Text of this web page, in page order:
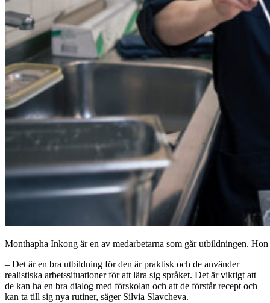
Monthapha Inkong är en av medarbetarna som går utbildningen.
– Det är en bra utbildning för den är praktisk och de använder
realistiska arbetssituationer för att lära sig språket. Det är viktigt att
de kan ha en bra dialog med förskolan och att de förstår recept och
kan ta till sig nya rutiner, säger Silvia Slavcheva.